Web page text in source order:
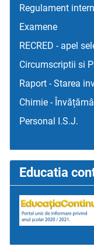
Regulament intern
Examene
RECRED - apel
Circumscriptii si
Raport - Starea
Chimie -
Personal I.S.J.
Educatia